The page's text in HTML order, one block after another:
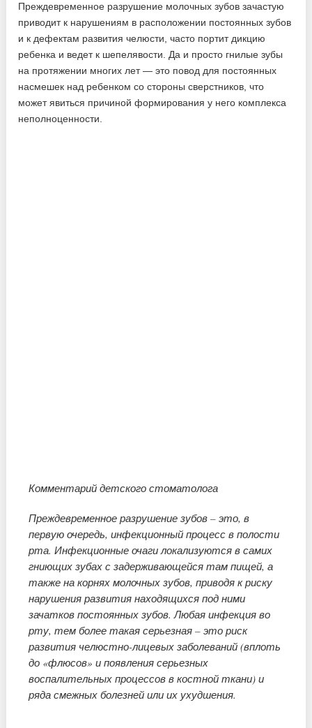
Преждевременное разрушение молочных зубов зачастую
приводит к нарушениям в расположении постоянных зубов
и к дефектам развития челюсти, часто портит дикцию
ребенка и ведет к шепелявости. Да и просто гнилые зубы
на протяжении многих лет — это повод для постоянных
насмешек над ребенком со стороны сверстников, что
может явиться причиной формирования у него комплекса
неполноценности.
Комментарий детского стоматолога
Преждевременное разрушение зубов – это, в
первую очередь, инфекционный процесс в полости
рта. Инфекционные очаги локализуются в самих
гниющих зубах с задерживающейся там пищей, а
также на корнях молочных зубов, приводя к риску
нарушения развития находящихся под ними
зачатков постоянных зубов. Любая инфекция во
рту, тем более такая серьезная – это риск
развития челюстно-лицевых заболеваний (вплоть
до «флюсов» и появления серьезных
воспалительных процессов в костной ткани) и
ряда смежных болезней или их ухудшения.